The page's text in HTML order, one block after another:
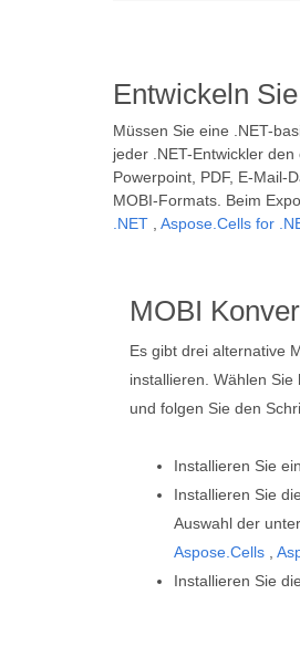
Entwickeln
Müssen Sie eine .NET-
jeder .NET-Entwickler
Powerpoint, PDF, E-Mail-
MOBI-Formats. Beim
.NET
Aspose.Cells for
MOBI
Es gibt drei alternative
installieren. Wählen
und folgen Sie den
Installieren Sie ein
Installieren Sie
Auswahl der
Aspose.Cells
Installieren Sie